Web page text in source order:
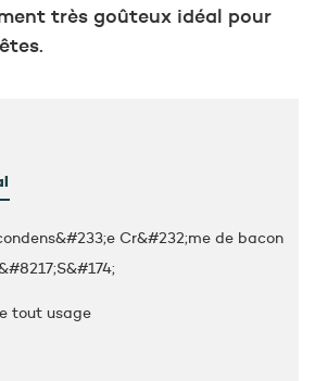
très goûteux idéal pour
Cr&#232;me de bacon
tout usage